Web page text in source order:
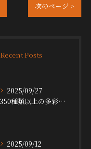
次のページ >
Recent Posts
2025/09/27
350種類以上の多彩な舞台小道具の魅力
2025/09/12